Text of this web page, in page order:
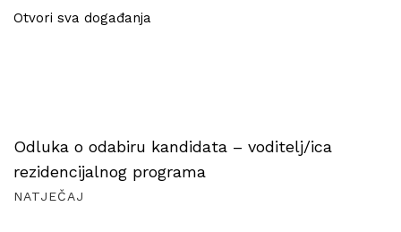
Otvori sva događanja
Odluka o odabiru kandidata – voditelj/ica
rezidencijalnog programa
NATJEČAJ